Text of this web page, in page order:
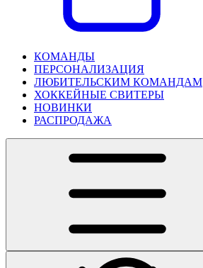
КОМАНДЫ
ПЕРСОНАЛИЗАЦИЯ
ЛЮБИТЕЛЬСКИМ КОМАНДАМ
ХОККЕЙНЫЕ СВИТЕРЫ
НОВИНКИ
РАСПРОДАЖА